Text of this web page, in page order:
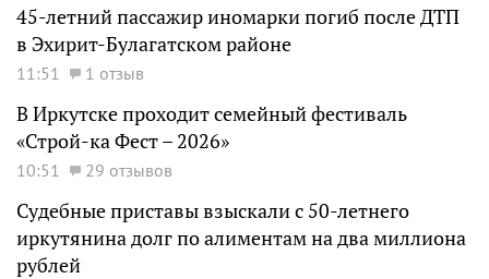
45-летний пассажир иномарки погиб после ДТП
в Эхирит-Булагатском районе
11:51 1 отзыв
В Иркутске проходит семейный фестиваль
«Строй-ка Фест – 2026»
10:51 29 отзывов
Судебные приставы взыскали с 50-летнего
иркутянина долг по алиментам на два миллиона
рублей